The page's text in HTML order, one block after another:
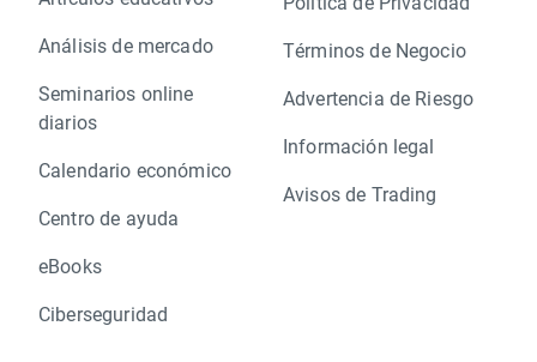
Análisis de mercado
Seminarios online
diarios
Calendario económico
Centro de ayuda
eBooks
Ciberseguridad
Términos de Negocio
Advertencia de Riesgo
Información legal
Avisos de Trading